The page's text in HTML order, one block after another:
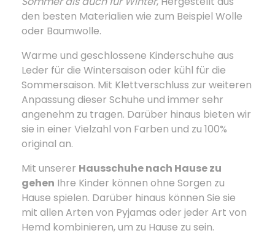
den besten Materialien wie zum Beispiel Wolle
oder Baumwolle.
Warme und geschlossene Kinderschuhe aus
Leder für die Wintersaison oder kühl für die
Sommersaison. Mit Klettverschluss zur weiteren
Anpassung dieser Schuhe und immer sehr
angenehm zu tragen. Darüber hinaus bieten wir
sie in einer Vielzahl von Farben und zu 100%
original an.
Mit unserer Hausschuhe nach Hause zu
gehen Ihre Kinder können ohne Sorgen zu
Hause spielen. Darüber hinaus können Sie sie
mit allen Arten von Pyjamas oder jeder Art von
Hemd kombinieren, um zu Hause zu sein.